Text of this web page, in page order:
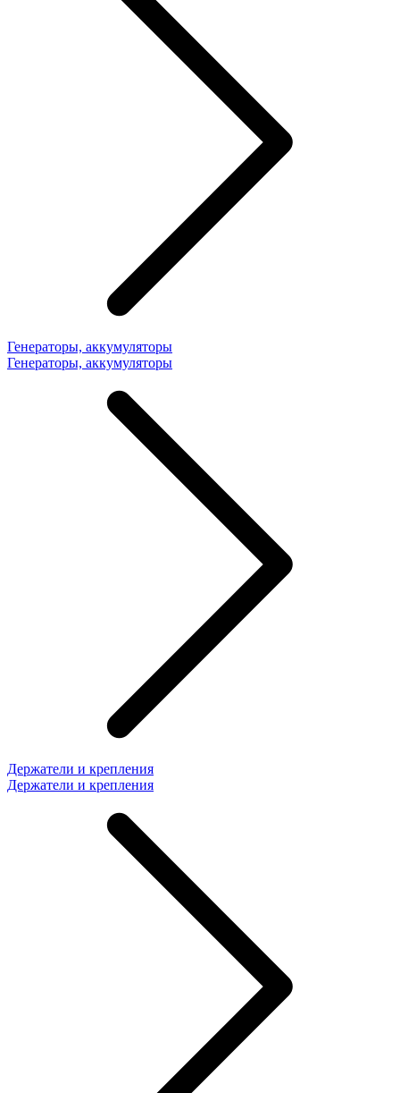
Генераторы, аккумуляторы
Генераторы, аккумуляторы
Держатели и крепления
Держатели и крепления